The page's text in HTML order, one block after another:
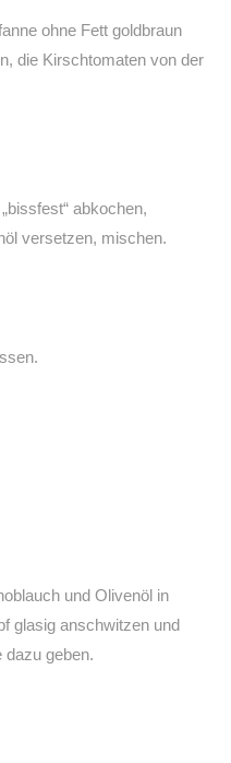
ohne Fett goldbraun
die Kirschtomaten von der
abkochen,
versetzen, mischen.
und Olivenöl in
glasig anschwitzen und
dazu geben.